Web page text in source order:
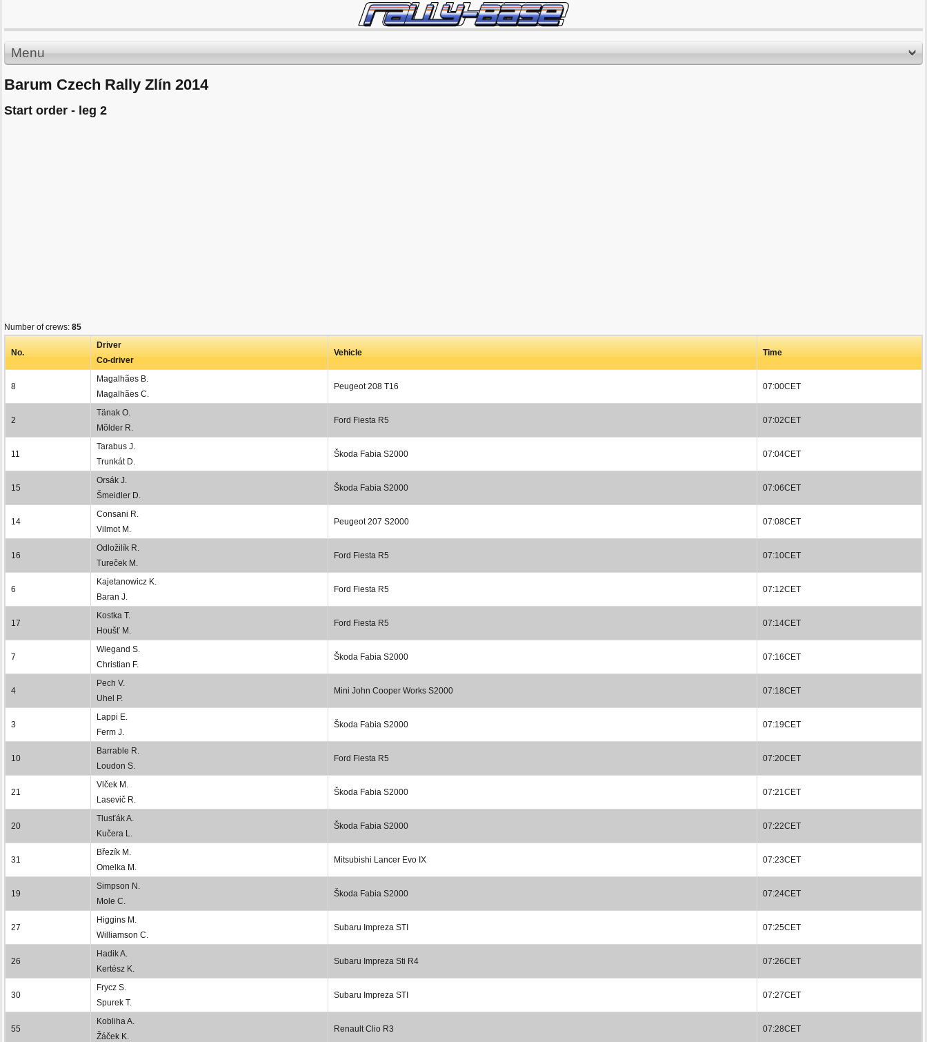
Menu
Barum Czech Rally Zlín 2014
Start order - leg 2
Number of crews: 85
No.
Driver
Co-driver
Vehicle Time
8
Magalhães B.
Magalhães C.
Peugeot 208 T16 07:00CET
2
Tänak O.
Mõlder R.
Ford Fiesta R5 07:02CET
11
Tarabus J.
Trunkát D.
Škoda Fabia S2000 07:04CET
15
Orsák J.
Šmeidler D.
Škoda Fabia S2000 07:06CET
14
Consani R.
Vilmot M.
Peugeot 207 S2000 07:08CET
16
Odložilík R.
Tureček M.
Ford Fiesta R5 07:10CET
6
Kajetanowicz K.
Baran J.
Ford Fiesta R5 07:12CET
17
Kostka T.
Houšť M.
Ford Fiesta R5 07:14CET
7
Wiegand S.
Christian F.
Škoda Fabia S2000 07:16CET
4
Pech V.
Uhel P.
Mini John Cooper Works S2000 07:18CET
3
Lappi E.
Ferm J.
Škoda Fabia S2000 07:19CET
10
Barrable R.
Loudon S.
Ford Fiesta R5 07:20CET
21
Vlček M.
Lasevič R.
Škoda Fabia S2000 07:21CET
20
Tlusťák A.
Kučera L.
Škoda Fabia S2000 07:22CET
31
Březík M.
Omelka M.
Mitsubishi Lancer Evo IX 07:23CET
19
Simpson N.
Mole C.
Škoda Fabia S2000 07:24CET
27
Higgins M.
Williamson C.
Subaru Impreza STI 07:25CET
26
Hadik A.
Kertész K.
Subaru Impreza Sti R4 07:26CET
30
Frycz S.
Spurek T.
Subaru Impreza STI 07:27CET
55
Kobliha A.
Žáček K.
Renault Clio R3 07:28CET